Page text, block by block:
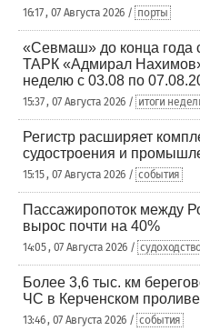
16:17 , 07 Августа 2026 / порты
«Севмаш» до конца
ТАРК «Адмирал
неделю с 03.08 по
15:37 , 07 Августа 2026 / итоги
Регистр расширяет
судостроения и
15:15 , 07 Августа 2026 / события
Пассажиропоток между
вырос почти на 40%
14:05 , 07 Августа 2026 /
Более 3,6 тыс. км
ЧС в Керченском проливе
13:46 , 07 Августа 2026 / события